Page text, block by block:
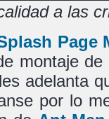
a las
Page
montaje de
adelanta
por lo